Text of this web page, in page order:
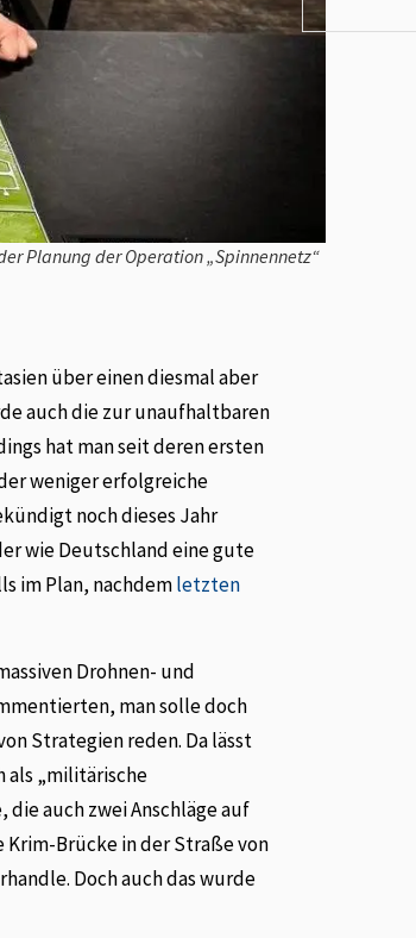
Planung der Operation „Spinnennetz“
über einen diesmal aber
auch die zur unaufhaltbaren
hat man seit deren ersten
weniger erfolgreiche
noch dieses Jahr
wie Deutschland eine gute
im Plan, nachdemletzten
Drohnen- und
man solle doch
Strategien reden. Da lässt
als „militärische
auch zwei Anschläge auf
Krim-Brücke in der Straße von
Doch auch das wurde